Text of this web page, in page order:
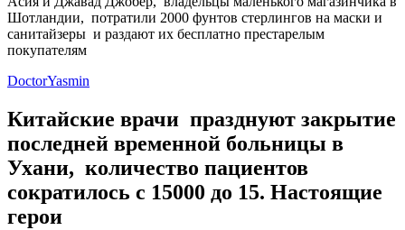
Шотландии, потратили 2000 фунтов стерлингов на маски и
санитайзеры и раздают их бесплатно престарелым
покупателям
DoctorYasmin
Китайские врачи празднуют закрытие
последней временной больницы в
Ухани, количество пациентов
сократилось с 15000 до 15. Настоящие
герои